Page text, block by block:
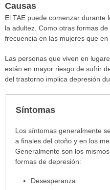
Causas
El TAE puede comenzar durante
la adultez. Como otras formas
frecuencia en las mujeres que en
Las personas que viven en
están en mayor riesgo de sufrir
del trastorno implica depresión
Síntomas
Síntomas
sido
extendido.
Los síntomas generalmente
a finales del otoño y en los
Generalmente son los
formas de depresión:
Desesperanza